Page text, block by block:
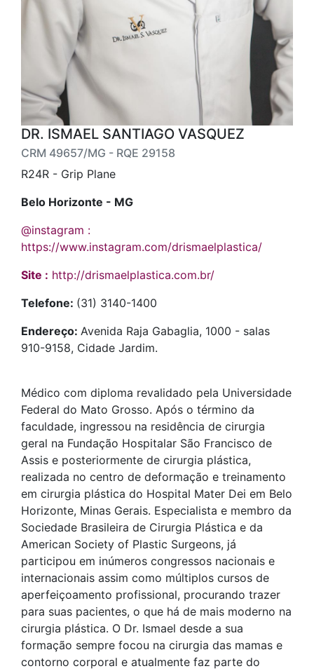
DR. ISMAEL SANTIAGO VASQUEZ
CRM 49657/MG - RQE 29158
R24R - Grip Plane
Belo Horizonte - MG
@instagram :
https://www.instagram.com/drismaelplastica/
Site : http://drismaelplastica.com.br/
Telefone: (31) 3140-1400
Endereço: Avenida Raja Gabaglia, 1000 - salas
910-9158, Cidade Jardim.
Médico com diploma revalidado pela Universidade
Federal do Mato Grosso. Após o término da
faculdade, ingressou na residência de cirurgia
geral na Fundação Hospitalar São Francisco de
Assis e posteriormente de cirurgia plástica,
realizada no centro de deformação e treinamento
em cirurgia plástica do Hospital Mater Dei em Belo
Horizonte, Minas Gerais. Especialista e membro da
Sociedade Brasileira de Cirurgia Plástica e da
American Society of Plastic Surgeons, já
participou em inúmeros congressos nacionais e
internacionais assim como múltiplos cursos de
aperfeiçoamento profissional, procurando trazer
para suas pacientes, o que há de mais moderno na
cirurgia plástica. O Dr. Ismael desde a sua
formação sempre focou na cirurgia das mamas e
contorno corporal e atualmente faz parte do